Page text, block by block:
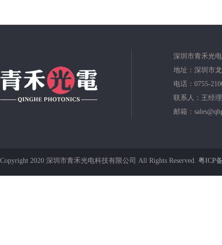
深圳市青禾光
地址：深圳市
电话：0755-
联系人：王经理
邮箱：
Copyright 2020 深圳市青禾光电科技有限公司 All Rights Reserved. 粤ICP